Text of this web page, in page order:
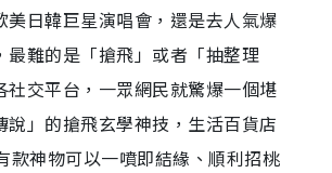
美日韓巨星演唱會，還是去人氣爆
最難的是「搶飛」或者「抽整理
社交平台，一眾網民就驚爆一個堪
說」的搶飛玄學神技，生活百貨店
款神物可以一噴即結緣、順利招桃